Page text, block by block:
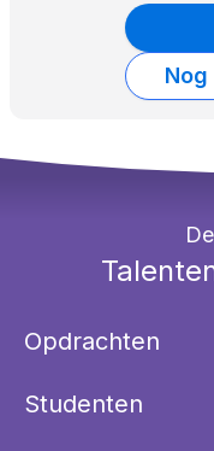
Opdrachten
Studenten